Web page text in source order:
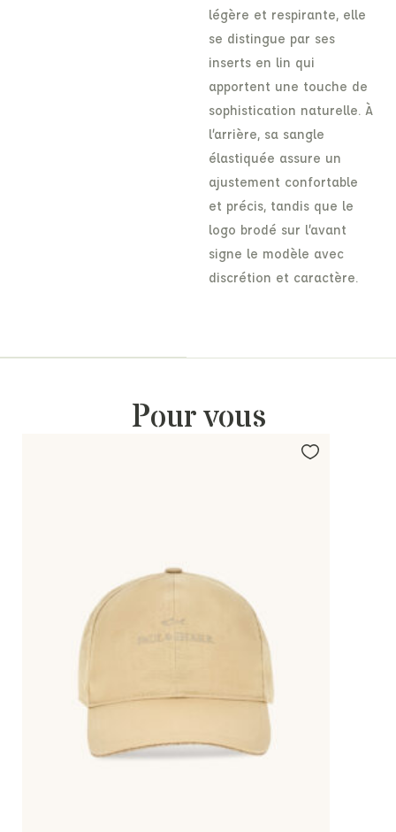
légère et respirante, elle
se distingue par ses
inserts en lin qui
apportent une touche de
sophistication naturelle. À
l’arrière, sa sangle
élastiquée assure un
ajustement confortable
et précis, tandis que le
logo brodé sur l’avant
signe le modèle avec
discrétion et caractère.
Pour vous